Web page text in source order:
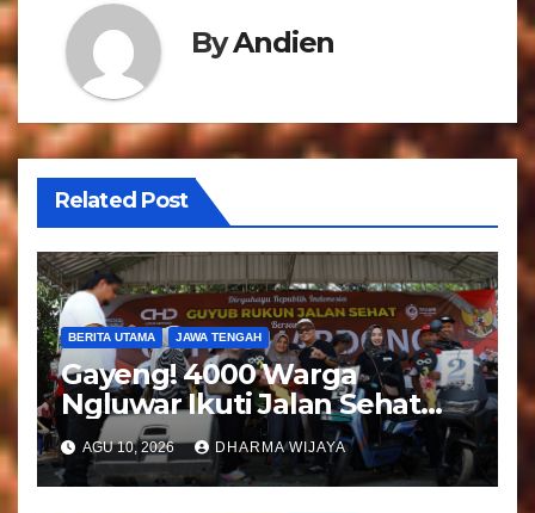
p
o
s
ByAndien
Related Post
BERITA UTAMA JAWA TENGAH
Gayeng! 4000 Warga
Ngluwar Ikuti Jalan Sehat
Guyub Rukun, Catur
Hardono : Angkat Potensi
Desa
AGU 10, 2026 DHARMA WIJAYA